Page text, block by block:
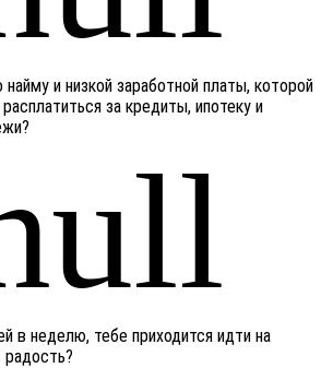
и низкой заработной платы, которой
за кредиты, ипотеку и
в неделю, тебе приходится идти на
радость?